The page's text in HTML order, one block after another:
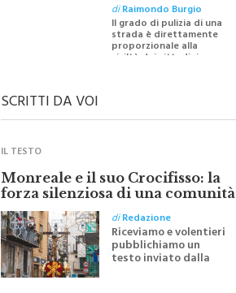
diRaimondo Burgio
Il grado di pulizia di una
strada è direttamente
proporzionale alla
SCRITTI DA VOI
Monreale e il suo Crocifisso: la
forza silenziosa di una comunità
diRedazione
Riceviamo e volentieri
pubblichiamo un
testo inviato dalla